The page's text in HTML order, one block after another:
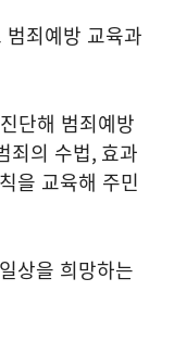
죄예방 교육과
단해 범죄예방
죄의 수법, 효과
을 교육해 주민
상을 희망하는